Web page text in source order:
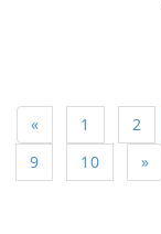
« 1 2
9
10 »